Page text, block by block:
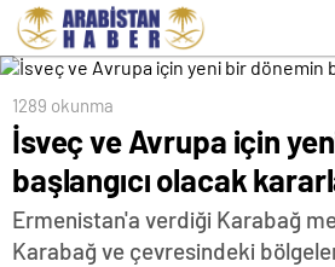
1289 okunma
İsveç ve Avrupa için
başlangıcı olacak
Ermenistan'a verdiği Karabağ
Karabağ ve çevresindeki